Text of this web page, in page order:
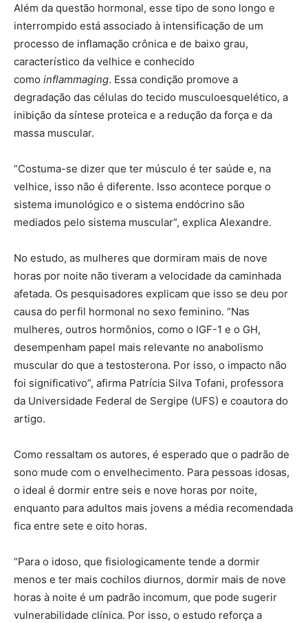
Além da questão hormonal, esse tipo de sono longo e
interrompido está associado à intensificação de um
processo de inflamação crônica e de baixo grau,
característico da velhice e conhecido
como inflammaging. Essa condição promove a
degradação das células do tecido musculoesquelético, a
inibição da síntese proteica e a redução da força e da
massa muscular.
“Costuma-se dizer que ter músculo é ter saúde e, na
velhice, isso não é diferente. Isso acontece porque o
sistema imunológico e o sistema endócrino são
mediados pelo sistema muscular”, explica Alexandre.
No estudo, as mulheres que dormiram mais de nove
horas por noite não tiveram a velocidade da caminhada
afetada. Os pesquisadores explicam que isso se deu por
causa do perfil hormonal no sexo feminino. “Nas
mulheres, outros hormônios, como o IGF-1 e o GH,
desempenham papel mais relevante no anabolismo
muscular do que a testosterona. Por isso, o impacto não
foi significativo”, afirma Patrícia Silva Tofani, professora
da Universidade Federal de Sergipe (UFS) e coautora do
artigo.
Como ressaltam os autores, é esperado que o padrão de
sono mude com o envelhecimento. Para pessoas idosas,
o ideal é dormir entre seis e nove horas por noite,
enquanto para adultos mais jovens a média recomendada
fica entre sete e oito horas.
“Para o idoso, que fisiologicamente tende a dormir
menos e ter mais cochilos diurnos, dormir mais de nove
horas à noite é um padrão incomum, que pode sugerir
vulnerabilidade clínica. Por isso, o estudo reforça a